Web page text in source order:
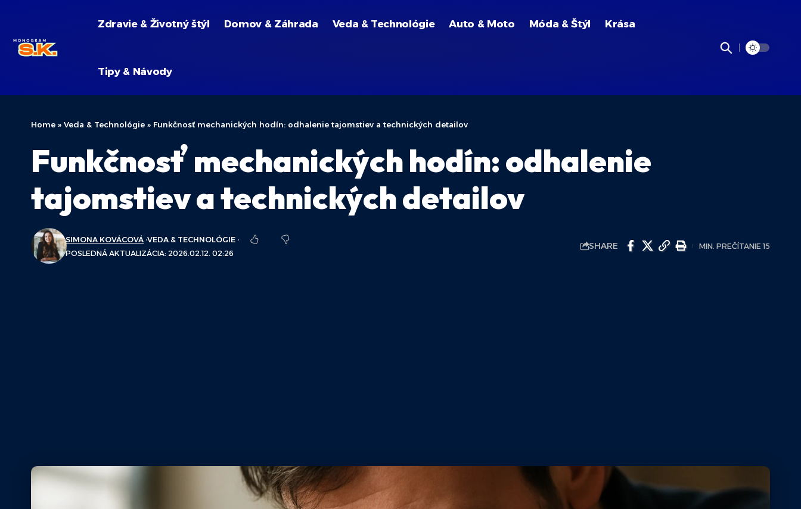
Zdravie & Životný štýl Domov & Záhrada Veda & Technológie Auto & Moto Móda & Štýl Krása
Tipy & Návody
Home » Veda & Technológie » Funkčnosť mechanických hodín: odhalenie tajomstiev a technických detailov
Funkčnosť mechanických hodín: odhalenie
tajomstiev a technických detailov
POSLEDNÁ AKTUALIZÁCIA: 2026.02.12. 02:26
SIMONA KOVÁCOVÁ VEDA & TECHNOLÓGIE
SHARE MIN. PREČÍTANIE 15